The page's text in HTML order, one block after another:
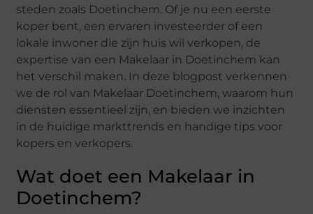
steden zoals Doetinchem. Of je nu een eerste
koper bent, een ervaren investeerder of een
lokale inwoner die zijn huis wil verkopen, de
expertise van een Makelaar in Doetinchem kan
het verschil maken. In deze blogpost verkennen
we de rol van Makelaar Doetinchem, waarom hun
diensten essentieel zijn, en bieden we inzichten
in de huidige markttrends en handige tips voor
kopers en verkopers.
Wat doet een Makelaar in
Doetinchem?